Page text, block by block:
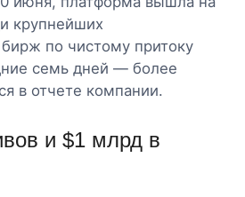
крупнейших
по чистому притоку
семь дней — более
в отчете компании.
и $1 млрд в